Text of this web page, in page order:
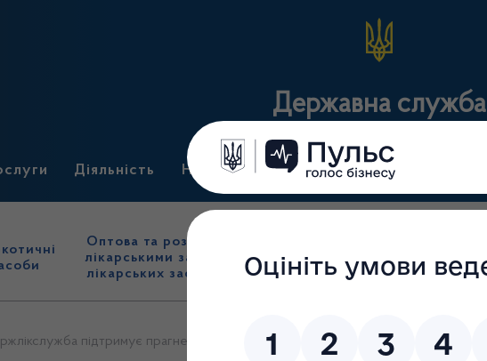
Державна служба
Діяльність Нормативні документи Для
Оптова та роздрібна торгівля
лікарськими засобами, імпорт
лікарських засобів (крім АФІ)
нагляд
(контроль)
підтримує прагнення професійної аптечної спільноти до